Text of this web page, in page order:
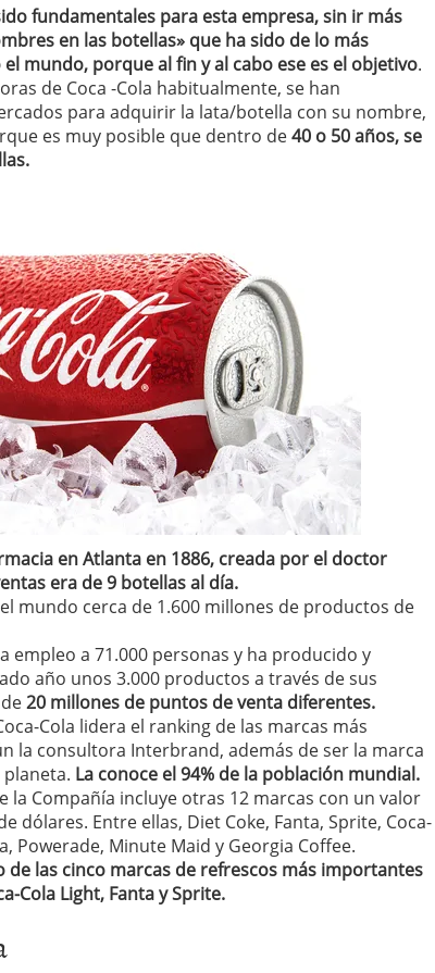
fundamentales para esta empresa, sin ir más
en las botellas» que ha sido de lo más
mundo, porque al fin y al cabo ese es el objetivo.
de Coca -Cola habitualmente, se han
para adquirir la lata/botella con su nombre,
es muy posible que dentro de40 o 50 años, se
en Atlanta en 1886, creada por el doctor
era de 9 botellas al día.
mundo cerca de 1.600 millones de productos de
empleo a 71.000 personas y ha producido y
año unos 3.000 productos a través de sus
20 millones de puntos de venta diferentes.
Cola lidera el ranking de las marcas más
la consultora Interbrand, además de ser la marca
La conoce el 94% de la población mundial.
la Compañía incluye otras 12 marcas con un valor
dólares. Entre ellas, Diet Coke, Fanta, Sprite, Coca-
Powerade, Minute Maid y Georgia Coffee.
de las cinco marcas de refrescos más importantes
Cola Light, Fanta y Sprite.